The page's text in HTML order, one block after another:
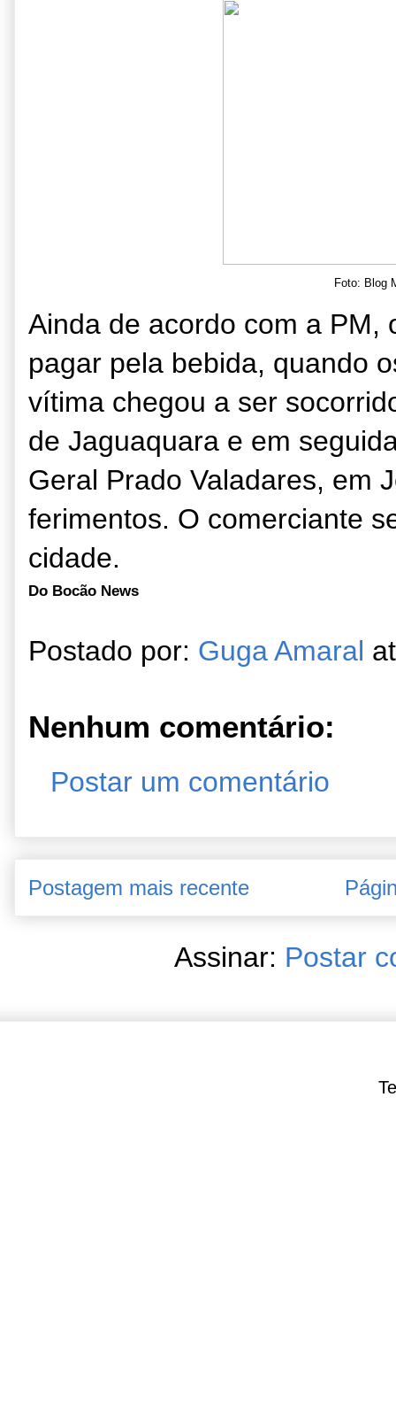
Foto: Blog
Ainda de acordo com a PM,
pagar pela bebida, quando
vítima chegou a ser
de Jaguaquara e em
Geral Prado Valadares, em
ferimentos. O comerciante
cidade.
Do Bocão News
Postado por: Guga Amaral
Nenhum comentário:
Postar um comentário
Postagem mais recente
Assinar: Postar